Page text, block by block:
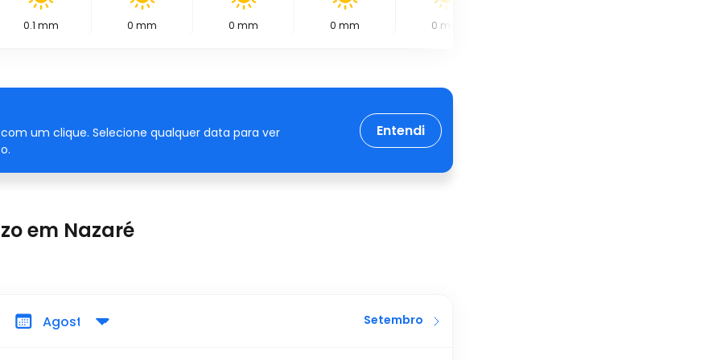
0.1 mm 0 mm 0 mm 0 mm 0 mm
um clique. Selecione qualquer data para ver
Entendi
em Nazaré
Setembro